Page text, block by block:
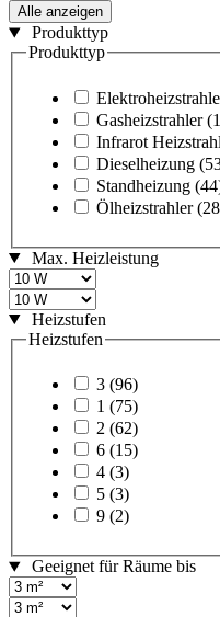
Alle anzeigen
Produkttyp
Produkttyp
Gasheizstrahler
Infrarot
Dieselheizung
Standheizung
Ölheizstrahler
Max. Heizleistung
Heizstufen
Heizstufen
3 (96)
1 (75)
2 (62)
6 (15)
4 (3)
5 (3)
9 (2)
Geeignet für Räume bis